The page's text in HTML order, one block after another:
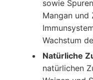
sowie
Mangan und
Wachstum
Natürliche
natürlichen